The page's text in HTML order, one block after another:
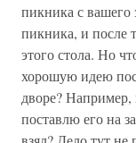
пикника с вашего
пикника, и после
этого стола. Но
хорошую идею
дворе? Например,
поставлю его на